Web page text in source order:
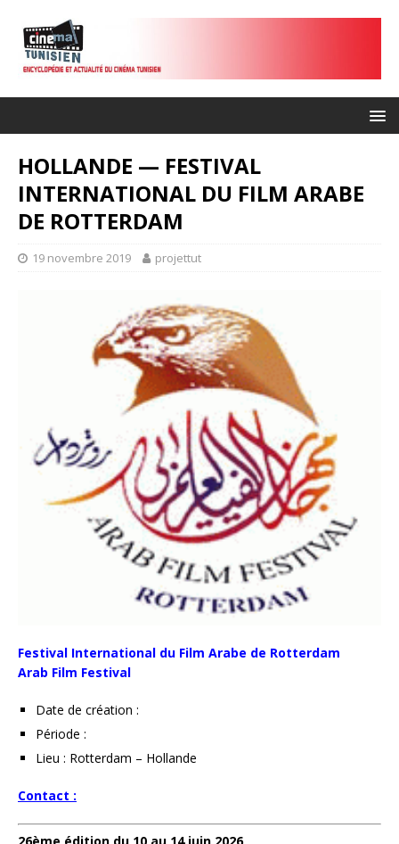
HOLLANDE — FESTIVAL
INTERNATIONAL DU FILM ARABE
DE ROTTERDAM
19 novembre 2019 projettut
Festival International du Film Arabe de Rotterdam
Arab Film Festival
Date de création :
Période :
Lieu : Rotterdam – Hollande
Contact :